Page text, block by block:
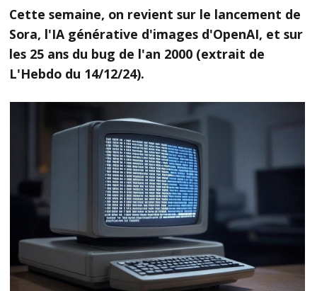
Cette semaine, on revient sur le lancement de
Sora, l'IA générative d'images d'OpenAI, et sur
les 25 ans du bug de l'an 2000 (extrait de
L'Hebdo du 14/12/24).